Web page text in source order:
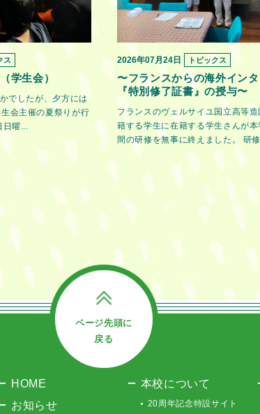
ス
学生会）
でしたが、夕方には
会主催の夏祭りが行
日曜...
2026年07月24日 トピックス
〜フランスからの海外イン
『特別修了証書』の授与〜
フランスのヴェルサイユ国立高等
籍する学生に在籍する学生さんが
間の研修を無事に終えました。 研
ページ先頭に
戻る
HOME
お知らせ
本校について
20周年記念特設サイト